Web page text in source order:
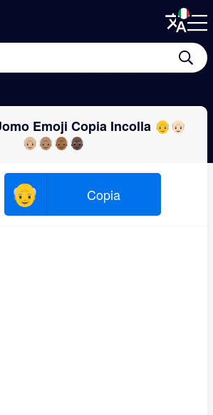
Emoji Copia Incolla 👴👴🏻
👴🏼👴🏽👴🏾👴🏿
👴 Copia